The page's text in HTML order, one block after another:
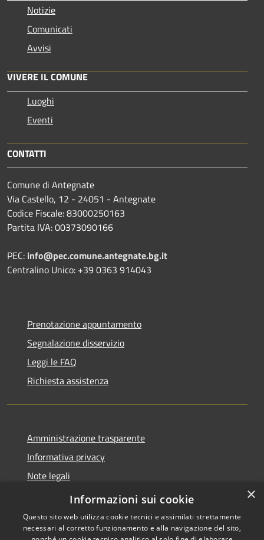
Notizie
Comunicati
Avvisi
VIVERE IL COMUNE
Luoghi
Eventi
CONTATTI
Comune di Antegnate
Via Castello, 12 - 24051 - Antegnate
Codice Fiscale: 83000250163
Partita IVA: 00373090166
PEC: info@pec.comune.antegnate.bg.it
Centralino Unico: +39 0363 914043
Prenotazione appuntamento
Segnalazione disservizio
Leggi le FAQ
Richiesta assistenza
Amministrazione trasparente
Informativa privacy
Note legali
Dichiarazione di accessibilità
×
Informazioni sui cookie
Questo sito web utilizza cookie tecnici e assimilati strettamente
necessari al corretto funzionamento e alla navigazione del sito,